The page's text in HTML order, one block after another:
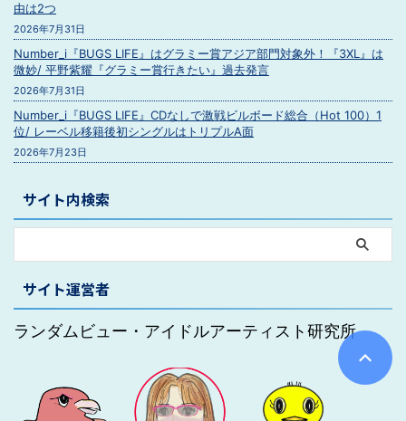
由は2つ
2026年7月31日
Number_i『BUGS LIFE』はグラミー賞アジア部門対象外！『3XL』は
微妙/ 平野紫耀『グラミー賞行きたい』過去発言
2026年7月31日
Number_i『BUGS LIFE』CDなしで激戦ビルボード総合（Hot 100）1
位/ レーベル移籍後初シングルはトリプルA面
2026年7月23日
サイト内検索
サイト運営者
ランダムビュー・アイドルアーティスト研究所